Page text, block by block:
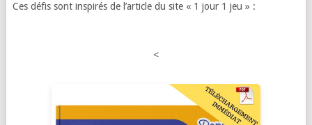
Ces défis sont inspirés de l’article du site « 1 jour 1 jeu » :
<